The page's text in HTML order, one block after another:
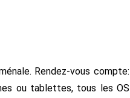
Rendez-vous compte:
ou tablettes, tous les OS